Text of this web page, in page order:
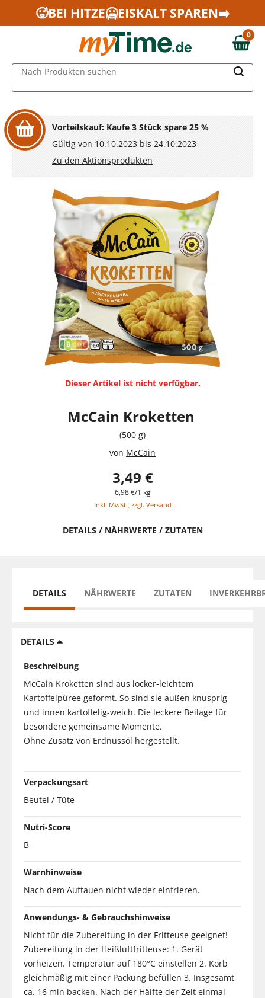
Zum Hauptinhalt springen
Zur Navigation springen
Zur Suche springen
🥵BEI HITZE🥶EISKALT SPAREN➡️
0,00 €
0
Nach Produkten suchen
Vorteilskauf: Kaufe 3 Stück spare 25 %
Gültig von 10.10.2023 bis 24.10.2023
Zu den Aktionsprodukten
Dieser Artikel ist nicht verfügbar.
McCain Kroketten
(500 g)
von McCain
3,49 €
6,98 €/1 kg
inkl. MwSt., zzgl. Versand
DETAILS / NÄHRWERTE / ZUTATEN
DETAILS NÄHRWERTE ZUTATEN
DETAILS
Beschreibung
McCain Kroketten sind aus locker-leichtem
Kartoffelpüree geformt. So sind sie außen knusprig
und innen kartoffelig-weich. Die leckere Beilage für
besondere gemeinsame Momente.
Ohne Zusatz von Erdnussöl hergestellt.
Verpackungsart
Beutel / Tüte
Nutri-Score
B
Warnhinweise
Nach dem Auftauen nicht wieder einfrieren.
Anwendungs- & Gebrauchshinweise
Nicht für die Zubereitung in der Fritteuse geeignet!
Zubereitung in der Heißluftfritteuse: 1. Gerät
vorheizen. Temperatur auf 180°C einstellen 2. Korb
gleichmäßig mit einer Packung befüllen 3. Insgesamt
ca. 16 min backen. Nach der Hälfte der Zeit einmal